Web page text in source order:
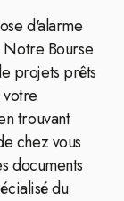
d'alarme
Notre Bourse
projets prêts
trouvant
chez vous
documents
du